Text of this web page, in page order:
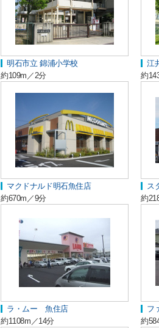
明石市立 錦浦小学校
約109m／2分
江
約
マクドナルド明石魚住店
約670m／9分
ス
約
ラ・ムー 魚住店
約1108m／14分
フ
約